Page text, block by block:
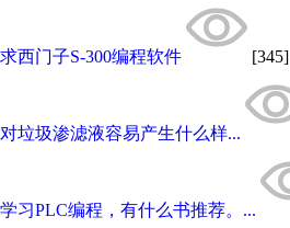
求西门子S-300编程软件 [345]
对垃圾渗滤液容易产生什么样...
学习PLC编程，有什么书推荐。...